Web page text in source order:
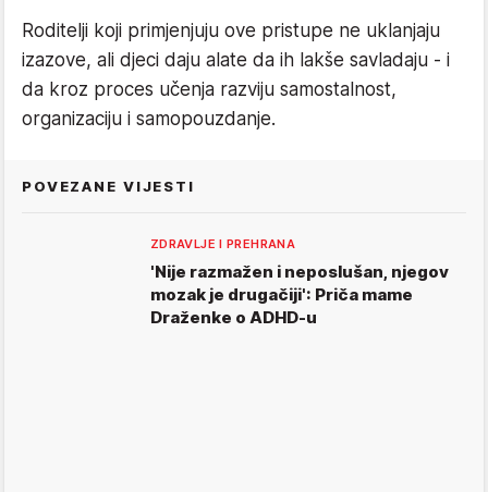
Roditelji koji primjenjuju ove pristupe ne uklanjaju
izazove, ali djeci daju alate da ih lakše savladaju - i
da kroz proces učenja razviju samostalnost,
organizaciju i samopouzdanje.
POVEZANE VIJESTI
ZDRAVLJE I PREHRANA
'Nije razmažen i neposlušan, njegov
mozak je drugačiji': Priča mame
Draženke o ADHD-u